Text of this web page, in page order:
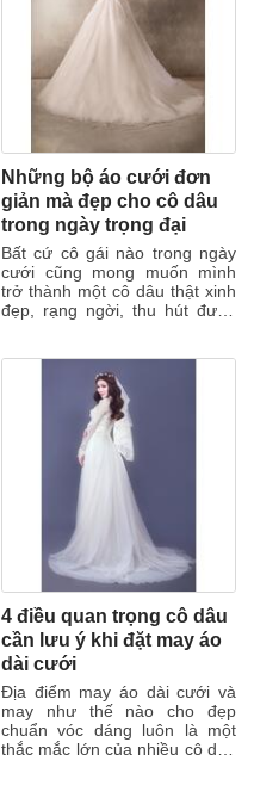
Những bộ áo cưới đơn
giản mà đẹp cho cô dâu
trong ngày trọng đại
Bất cứ cô gái nào trong ngày
cưới cũng mong muốn mình
trở thành một cô dâu thật xinh
đẹp, rạng ngời, thu hút được
4 điều quan trọng cô dâu
cần lưu ý khi đặt may áo
dài cưới
Địa điểm may áo dài cưới và
may như thế nào cho đẹp
chuẩn vóc dáng luôn là một
thắc mắc lớn của nhiều cô dâu